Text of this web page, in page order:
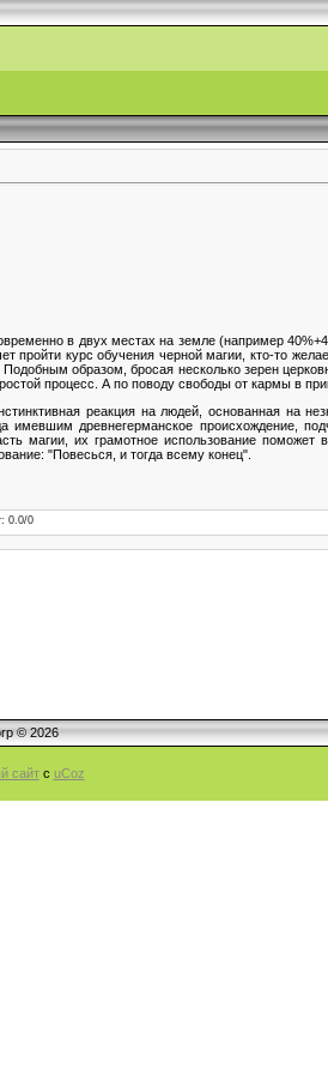
в двух местах на земле (например
курс обучения черной магии, кто-то
образом, бросая несколько зерен
процесс. А по поводу свободы от кармы в
реакция на людей, основанная на
древнегерманское происхождение,
магии, их грамотное использование поможет
"Повесься, и тогда всему конец".
: 0.0/0
© 2026
сайтс uCoz